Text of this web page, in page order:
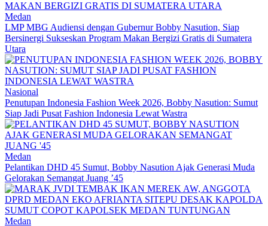
Medan
LMP MBG Audiensi dengan Gubernur Bobby Nasution, Siap
Bersinergi Sukseskan Program Makan Bergizi Gratis di Sumatera
Utara
Nasional
Penutupan Indonesia Fashion Week 2026, Bobby Nasution: Sumut
Siap Jadi Pusat Fashion Indonesia Lewat Wastra
Medan
Pelantikan DHD 45 Sumut, Bobby Nasution Ajak Generasi Muda
Gelorakan Semangat Juang ’45
Medan